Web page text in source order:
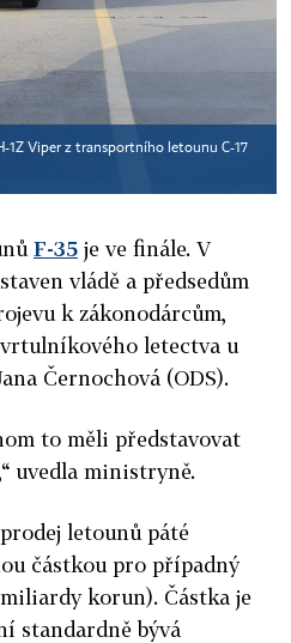
1Z Viper z transportního letounu C-17
F-35 je ve finále. V
vládě a předsedům
k zákonodárcům,
letectva u
Černochová (ODS).
to měli představovat
uvedla ministryně.
letounů páté
částkou pro případný
korun). Částka je
standardně bývá